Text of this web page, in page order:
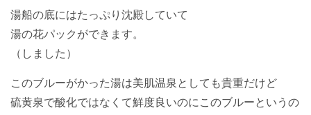
湯船の底にはたっぷり沈殿していて
湯の花パックができます。
（しました）
このブルーがかった湯は美肌温泉としても貴重だけど
硫黄泉で酸化ではなくて鮮度良いのにこのブルーというの